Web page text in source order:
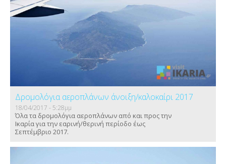
Δρομολόγια αεροπλάνων άνοιξη/καλοκαίρι 2017
18/04/2017 - 5:28μμ
Όλα τα δρομολόγια αεροπλάνων από και προς την
Ικαρία για την εαρινή/θερινή περίοδο έως
Σεπτέμβριο 2017.